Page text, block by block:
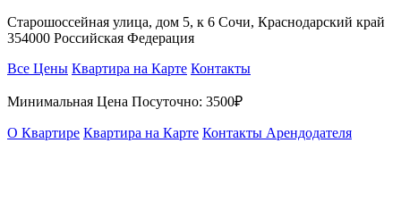
Старошоссейная улица, дом 5, к 6 Сочи, Краснодарский край
354000 Российская Федерация
Все Цены Квартира на Карте Контакты
Минимальная Цена Посуточно: 3500₽
О Квартире Квартира на Карте Контакты Арендодателя